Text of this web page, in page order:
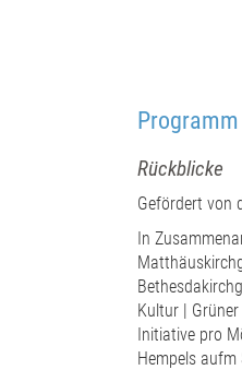
Rückblicke
Gefördert von
In
Kultur |
Initiative pro
Hempels aufm